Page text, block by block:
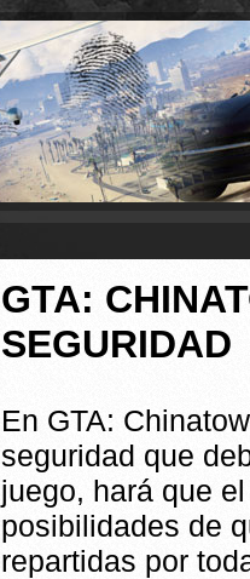
GTA:
SEGURIDAD
En GTA:
seguridad que
juego, hará que
posibilidades de
repartidas por